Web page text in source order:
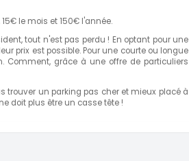
le mois et 150€ l'année.
tout n'est pas perdu ! En optant pour une
prix est possible. Pour une courte ou longue
Comment, grâce à une offre de particuliers
trouver un parking pas cher et mieux placé à
doit plus être un casse tête !